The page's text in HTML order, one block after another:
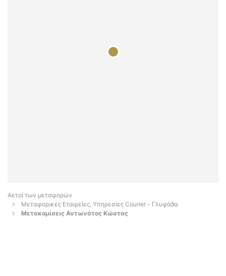
Αετοί των μεταφορών
Μεταφορικές Εταιρείες, Υπηρεσίες Courier - Γλυφάδα
Μετακομίσεις Αντωνάτος Κώστας